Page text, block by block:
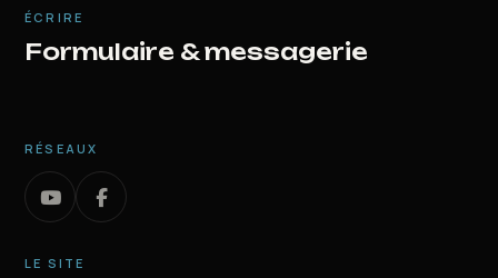
ÉCRIRE
Formulaire & messagerie
RÉSEAUX
LE SITE